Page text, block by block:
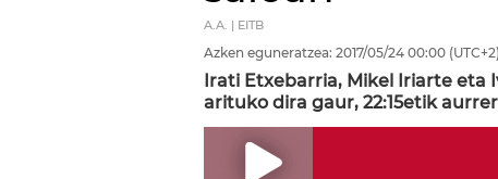
A.A. | EITB
Azken eguneratzea: 2017/05/24 00:00 (UTC+2)
Irati Etxebarria, Mikel Iriarte eta
arituko dira gaur, 22:15etik